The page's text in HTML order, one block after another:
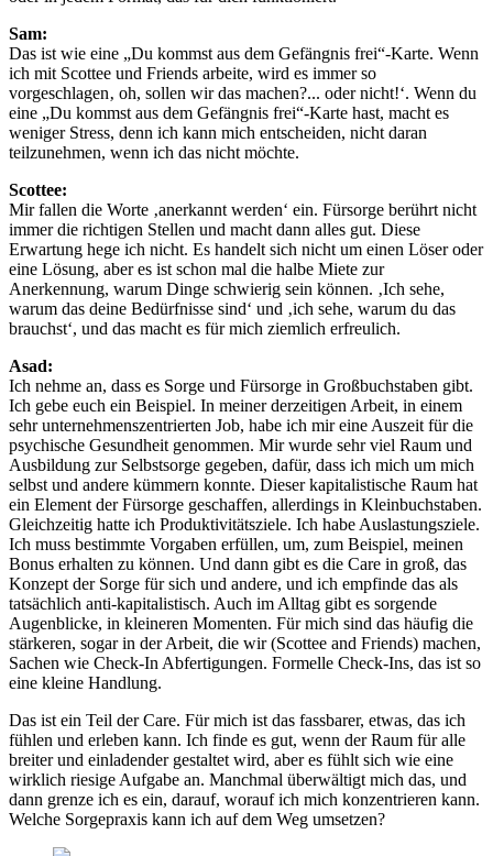
Sam:
Das ist wie eine „Du kommst aus dem Gefängnis frei“-Karte. Wenn
ich mit Scottee und Friends arbeite, wird es immer so
vorgeschlagen‚ oh, sollen wir das machen?... oder nicht!‘. Wenn du
eine „Du kommst aus dem Gefängnis frei“-Karte hast, macht es
weniger Stress, denn ich kann mich entscheiden, nicht daran
teilzunehmen, wenn ich das nicht möchte.
Scottee:
Mir fallen die Worte ‚anerkannt werden‘ ein. Fürsorge berührt nicht
immer die richtigen Stellen und macht dann alles gut. Diese
Erwartung hege ich nicht. Es handelt sich nicht um einen Löser oder
eine Lösung, aber es ist schon mal die halbe Miete zur
Anerkennung, warum Dinge schwierig sein können. ‚Ich sehe,
warum das deine Bedürfnisse sind‘ und ‚ich sehe, warum du das
brauchst‘, und das macht es für mich ziemlich erfreulich.
Asad:
Ich nehme an, dass es Sorge und Fürsorge in Großbuchstaben gibt.
Ich gebe euch ein Beispiel. In meiner derzeitigen Arbeit, in einem
sehr unternehmenszentrierten Job, habe ich mir eine Auszeit für die
psychische Gesundheit genommen. Mir wurde sehr viel Raum und
Ausbildung zur Selbstsorge gegeben, dafür, dass ich mich um mich
selbst und andere kümmern konnte. Dieser kapitalistische Raum hat
ein Element der Fürsorge geschaffen, allerdings in Kleinbuchstaben.
Gleichzeitig hatte ich Produktivitätsziele. Ich habe Auslastungsziele.
Ich muss bestimmte Vorgaben erfüllen, um, zum Beispiel, meinen
Bonus erhalten zu können. Und dann gibt es die Care in groß, das
Konzept der Sorge für sich und andere, und ich empfinde das als
tatsächlich anti-kapitalistisch. Auch im Alltag gibt es sorgende
Augenblicke, in kleineren Momenten. Für mich sind das häufig die
stärkeren, sogar in der Arbeit, die wir (Scottee and Friends) machen,
Sachen wie Check-In Abfertigungen. Formelle Check-Ins, das ist so
eine kleine Handlung.
Das ist ein Teil der Care. Für mich ist das fassbarer, etwas, das ich
fühlen und erleben kann. Ich finde es gut, wenn der Raum für alle
breiter und einladender gestaltet wird, aber es fühlt sich wie eine
wirklich riesige Aufgabe an. Manchmal überwältigt mich das, und
dann grenze ich es ein, darauf, worauf ich mich konzentrieren kann.
Welche Sorgepraxis kann ich auf dem Weg umsetzen?